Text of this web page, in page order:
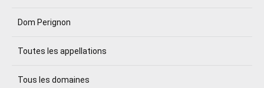
Dom Perignon
Toutes les appellations
Tous les domaines